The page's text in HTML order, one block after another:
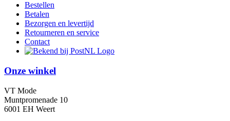
Bestellen
Betalen
Bezorgen en levertijd
Retourneren en service
Contact
Onze winkel
VT Mode
Muntpromenade 10
6001 EH Weert